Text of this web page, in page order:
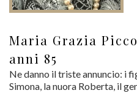
Maria Grazia
anni 85
Ne danno il triste annuncio: i
Simona, la nuora Roberta, il